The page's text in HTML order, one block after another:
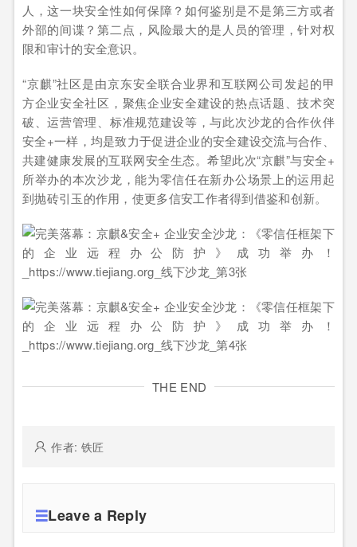
人，这一块安全性如何保障？如何鉴别是不是第三方或者
外部的间谍？第二点，风险最大的是人员的管理，针对权
限和审计的安全意识。
“京麒”社区是由京东安全联合业界和互联网公司发起的甲
方企业安全社区，聚焦企业安全建设的热点话题、技术突
破、运营管理、标准规范建设等，与此次沙龙的合作伙伴
安全+一样，均是致力于促进企业的安全建设交流与合作、
共建健康发展的互联网安全生态。希望此次“京麒”与安全+
所举办的本次沙龙，能为零信任在新办公场景上的运用起
到抛砖引玉的作用，使更多信安工作者得到借鉴和创新。
THE END
作者: 铁匠
Leave a Reply